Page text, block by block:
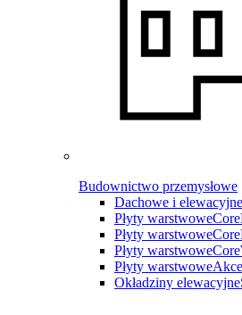
Budownictwo przemysłowe
Dachowe i elewacyjne
Płyty warstwowe
Płyty warstwowe
Płyty warstwowe
Płyty warstwowe
Okładziny elewacyjne